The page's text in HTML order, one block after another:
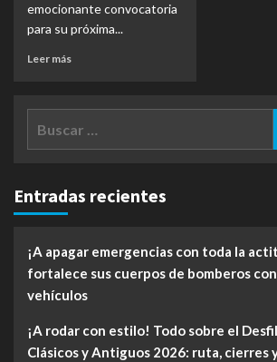
emocionante convocatoria
para su próxima...
Leer más
Entradas recientes
¡A apagar emergencias con toda la
fortalece sus cuerpos de bomberos
vehículos
¡A rodar con estilo! Todo sobre el
Clásicos y Antiguos 2026: ruta, cierres